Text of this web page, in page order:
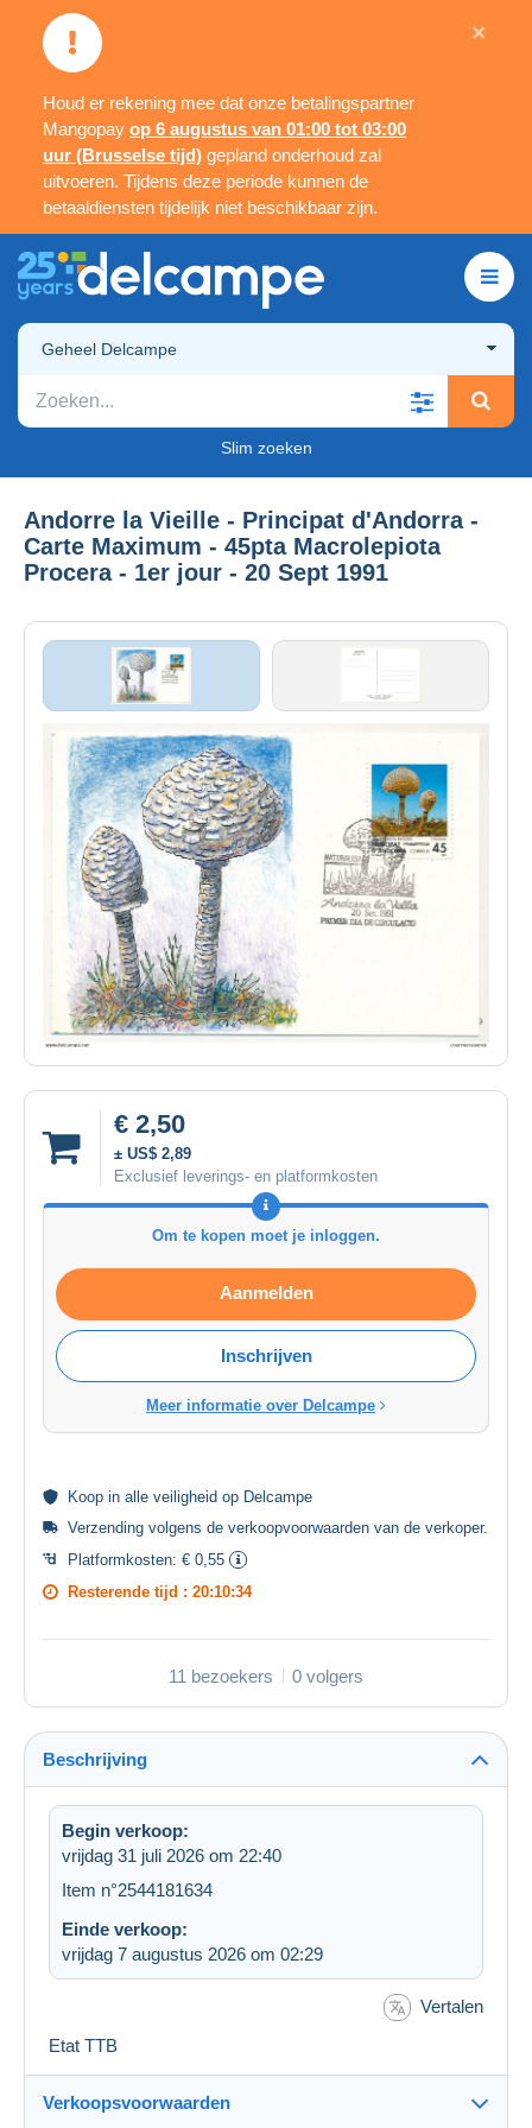
Houd er rekening mee dat onze betalingspartner
Mangopay op 6 augustus van 01:00 tot 03:00
uur (Brusselse tijd) gepland onderhoud zal
uitvoeren. Tijdens deze periode kunnen de
betaaldiensten tijdelijk niet beschikbaar zijn.
×
Geheel Delcampe
Slim zoeken
Andorre la Vieille - Principat d'Andorra -
Carte Maximum - 45pta Macrolepiota
Procera - 1er jour - 20 Sept 1991
€ 2,50
± US$ 2,89
Exclusief leverings- en platformkosten
Om te kopen moet je inloggen.
Aanmelden
Inschrijven
Meer informatie over Delcampe
Koop in alle veiligheid op Delcampe
Verzending volgens de verkoopvoorwaarden van de verkoper.
Platformkosten: € 0,55
Resterende tijd : 20:10:33
11 bezoekers 0 volgers
Beschrijving
Begin verkoop:
vrijdag 31 juli 2026 om 22:40
Item n°2544181634
Einde verkoop:
vrijdag 7 augustus 2026 om 02:29
Vertalen
Etat TTB
Verkoopsvoorwaarden